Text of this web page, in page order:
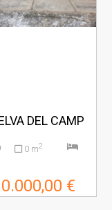
DEL CAMP
0 m2
€